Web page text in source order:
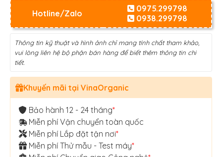
Hotline/Zalo
0975.299798
0938.299798
Thông tin kỹ thuật và hình ảnh chỉ mang tính chất tham khảo,
vui lòng liên hệ bộ phận bán hàng để biết thêm thông tin chi
tiết.
Khuyến mãi tại VinaOrganic
Bảo hành 12 - 24 tháng*
Miễn phí Vận chuyển toàn quốc
Miễn phí Lắp đặt tận nơi*
Miễn phí Thử mẫu - Test máy*